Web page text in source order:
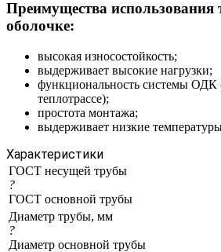
Преимущества
оболочке:
высокая износостойкость;
выдерживает высокие нагрузки;
функциональность системы ОДК
теплотрассе);
простота монтажа;
выдерживает низкие
Характеристики
ГОСТ несущей трубы
?
ГОСТ основной трубы
Диаметр трубы, мм
?
Диаметр основной трубы